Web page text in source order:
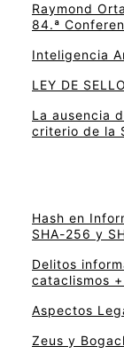
Raymond
84.ª
Inteligencia
LEY DE
La ausencia
criterio de la
Hash en
SHA-256 y
Delitos
cataclismos
Aspectos
Zeus y